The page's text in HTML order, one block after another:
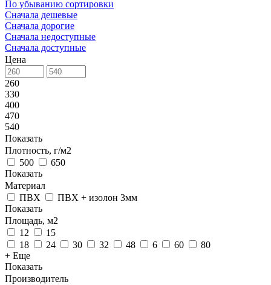
По убыванию сортировки
Сначала дешевые
Сначала дорогие
Сначала недоступные
Сначала доступные
Цена
260
330
400
470
540
Показать
Плотность, г/м2
500
650
Показать
Материал
ПВХ
ПВХ + изолон 3мм
Показать
Площадь, м2
12
15
18
24 30 32 48 6 60
80
+ Еще
Показать
Производитель